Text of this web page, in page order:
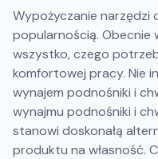
Wypożyczanie narzędzi
popularnością. Obecnie
wszystko, czego
komfortowej pracy. Nie
wynajem podnośniki i
wynajmu podnośniki i
stanowi doskonałą
produktu na własność.